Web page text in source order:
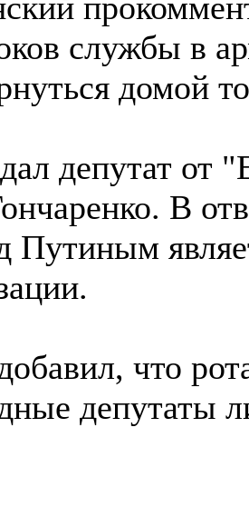
службы в
домой
депутат от
В
Путиным
что
депутаты